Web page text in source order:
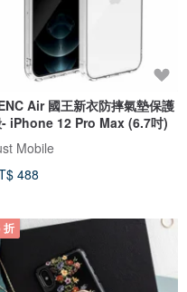
Air 國王新衣防摔氣墊保護
iPhone 12 Pro Max (6.7吋)
Mobile
488
折